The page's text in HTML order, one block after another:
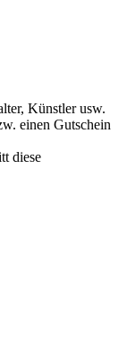
Künstler usw.
einen Gutschein
diese